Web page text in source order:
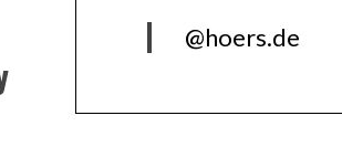
@hoers.de